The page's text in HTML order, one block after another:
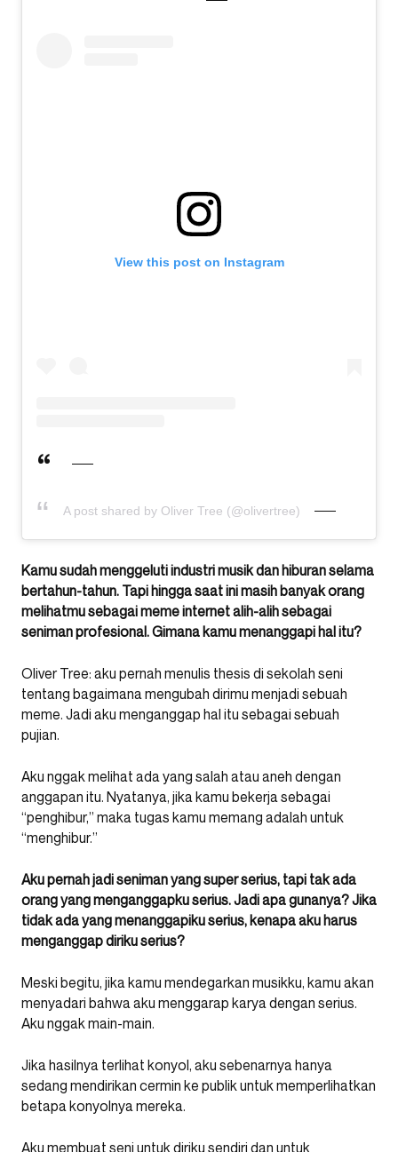
View this post on Instagram
A post shared by Oliver Tree (@olivertree)
Kamu sudah menggeluti industri musik dan hiburan selama
bertahun-tahun. Tapi hingga saat ini masih banyak orang
melihatmu sebagai meme internet alih-alih sebagai
seniman profesional. Gimana kamu menanggapi hal itu?
Oliver Tree: aku pernah menulis thesis di sekolah seni
tentang bagaimana mengubah dirimu menjadi sebuah
meme. Jadi aku menganggap hal itu sebagai sebuah
pujian.
Aku nggak melihat ada yang salah atau aneh dengan
anggapan itu. Nyatanya, jika kamu bekerja sebagai
“penghibur,” maka tugas kamu memang adalah untuk
“menghibur.”
Aku pernah jadi seniman yang super serius, tapi tak ada
orang yang menganggapku serius. Jadi apa gunanya? Jika
tidak ada yang menanggapiku serius, kenapa aku harus
menganggap diriku serius?
Meski begitu, jika kamu mendegarkan musikku, kamu akan
menyadari bahwa aku menggarap karya dengan serius.
Aku nggak main-main.
Jika hasilnya terlihat konyol, aku sebenarnya hanya
sedang mendirikan cermin ke publik untuk memperlihatkan
betapa konyolnya mereka.
Aku membuat seni untuk diriku sendiri dan untuk